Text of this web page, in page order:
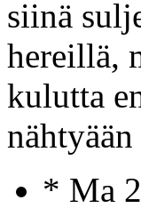
siinä
hereillä,
kulutta
nähtyään
* Ma